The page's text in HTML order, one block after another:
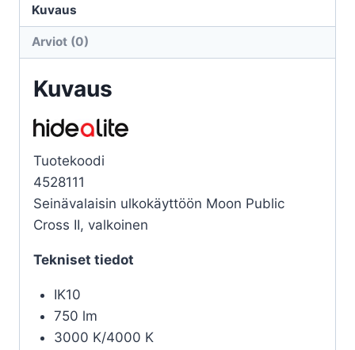
PUBLIC
CROSS
VALKOINEN
määrä
Kuvaus
Arviot (0)
Kuvaus
Tuotekoodi
4528111
Seinävalaisin ulkokäyttöön Moon Public
Cross II, valkoinen
Tekniset tiedot
IK10
750 lm
3000 K/4000 K